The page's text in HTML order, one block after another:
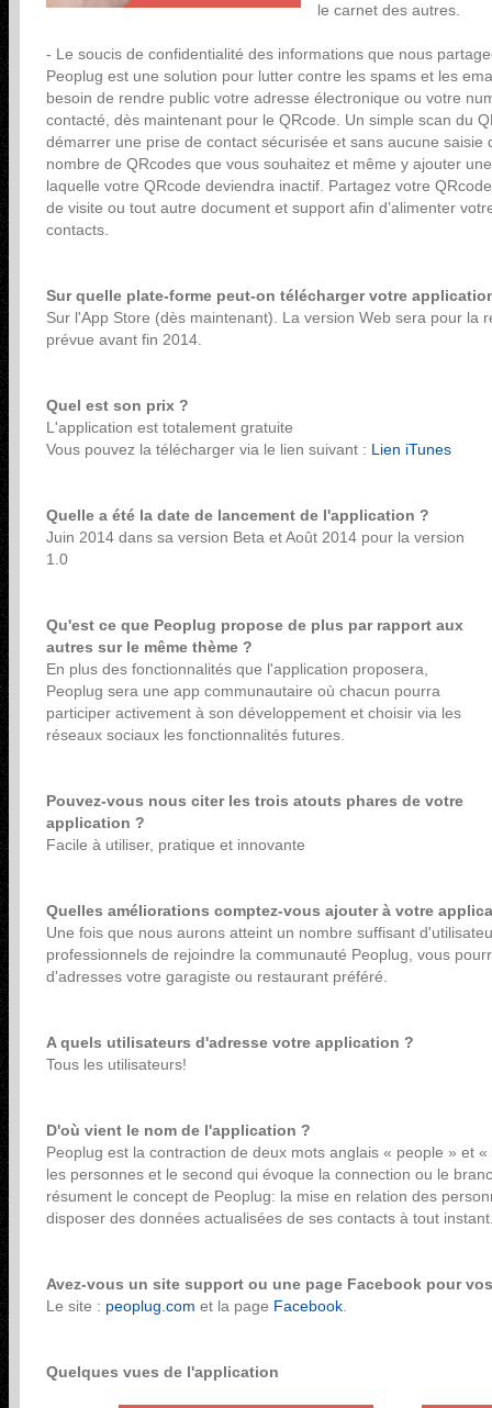
le carnet des autres.
- Le soucis de confidentialité des informations que nous
Peoplug est une solution pour lutter contre les spams et les
besoin de rendre public votre adresse électronique ou votre
contacté, dès maintenant pour le QRcode. Un simple scan du
démarrer une prise de contact sécurisée et sans aucune saisie
nombre de QRcodes que vous souhaitez et même y ajouter
laquelle votre QRcode deviendra inactif. Partagez votre
de visite ou tout autre document et support afin d’alimenter
contacts.
Sur quelle plate-forme peut-on télécharger votre
Sur l'App Store (dès maintenant). La version Web sera pour la
prévue avant fin 2014.
Quel est son prix ?
L'application est totalement gratuite
Vous pouvez la télécharger via le lien suivant : Lien iTunes
Quelle a été la date de lancement de l'application ?
Juin 2014 dans sa version Beta et Août 2014 pour la version
1.0
Qu'est ce que Peoplug propose de plus par rapport aux
autres sur le même thème ?
En plus des fonctionnalités que l'application proposera,
Peoplug sera une app communautaire où chacun pourra
participer activement à son développement et choisir via les
réseaux sociaux les fonctionnalités futures.
Pouvez-vous nous citer les trois atouts phares de votre
application ?
Facile à utiliser, pratique et innovante
Quelles améliorations comptez-vous ajouter à votre
Une fois que nous aurons atteint un nombre suffisant
professionnels de rejoindre la communauté Peoplug, vous
d'adresses votre garagiste ou restaurant préféré.
A quels utilisateurs d'adresse votre application ?
Tous les utilisateurs!
D'où vient le nom de l'application ?
Peoplug est la contraction de deux mots anglais « people » et
les personnes et le second qui évoque la connection ou le
résument le concept de Peoplug: la mise en relation des
disposer des données actualisées de ses contacts à tout
Avez-vous un site support ou une page Facebook pour
Le site : peoplug.com et la page Facebook
Quelques vues de l'application